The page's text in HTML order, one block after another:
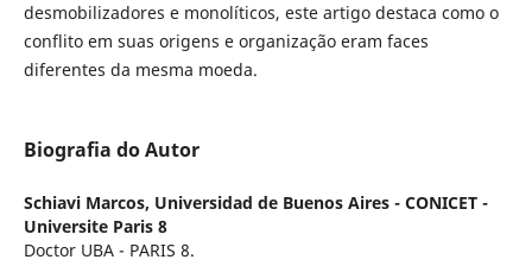
desmobilizadores e monolíticos, este artigo destaca como o
conflito em suas origens e organização eram faces
diferentes da mesma moeda.
Biografia do Autor
Schiavi Marcos, Universidad de Buenos Aires - CONICET -
Universite Paris 8
Doctor UBA - PARIS 8.